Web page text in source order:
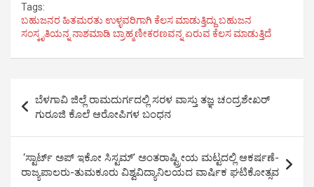
c
e
b
o
k
t
e
t
A
p
k
d
e
g
r
r
Tags:
ಬಹುಜನರ ಹಿತಮರತು ಉಳ್ಳವರಿಗಾಗಿ ಕೆಲಸ ಮಾಡುತ್ತಿದ್ದು ಬಹುಜನ
ಸಂಸ್ಕೃತಿಯನ್ನ ನಾಶಮಾಡಿ ಬ್ರಾಹ್ಮಣೀಕರಣವನ್ನ ಏರುವ ಕೆಲಸ ಮಾಡುತ್ತಿದೆ
navigation
ಬೆಳಗಾವಿ ಜಿಲ್ಲೆ ರಾಮದುರ್ಗದಲ್ಲಿ ಸರಳ ವಾಸ್ತು ತಜ್ಞ ಚಂದ್ರಶೇಖರ್
ಗುರೂಜಿ ಕೊಲೆ ಆರೋಪಿಗಳ ಬಂಧನ
‘ಸ್ಟಾರ್ಟ್ ಅಪ್ ಇಕೋ ಸಿಸ್ಟಮ್’ ಅಂತರಾಷ್ಟ್ರೀಯ ಮಟ್ಟದಲ್ಲಿ ಆಕರ್ಷಣೆ-
ರಾಜ್ಯಪಾಲರು-ತುಮಕೂರು ವಿಶ್ವವಿದ್ಯಾನಿಲಯದ ವಾರ್ಷಿಕ ಘಟಿಕೋತ್ಸವ